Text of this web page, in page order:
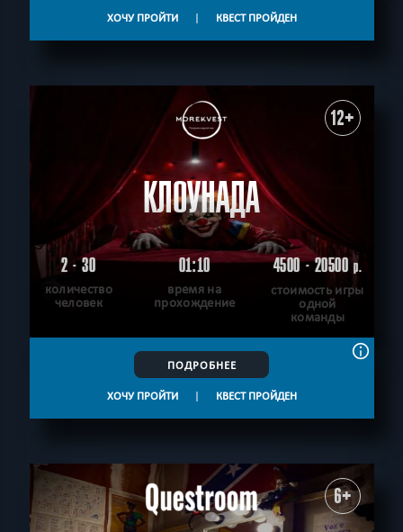
ХОЧУ ПРОЙТИ | КВЕСТ ПРОЙДЕН
12+
КЛОУНАДА
2 - 30
количество
человек
01:10
время на
прохождение
4500 - 20500р.
стоимость игры
одной
команды
ПОДРОБНЕЕ
ХОЧУ ПРОЙТИ | КВЕСТ ПРОЙДЕН
6+